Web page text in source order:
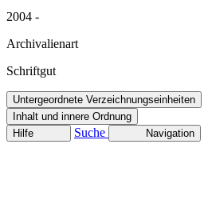
2004 -
Archivalienart
Schriftgut
Untergeordnete Verzeichnungseinheiten
Inhalt und innere Ordnung
Hilfe
Suche Navigation